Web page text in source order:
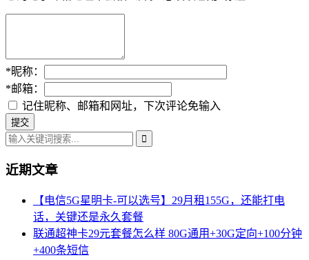
*昵称：
*邮箱：
记住昵称、邮箱和网址，下次评论免输入
近期文章
【电信5G星明卡-可以选号】29月租155G，还能打电
话，关键还是永久套餐
联通超神卡29元套餐怎么样 80G通用+30G定向+100分钟
+400条短信